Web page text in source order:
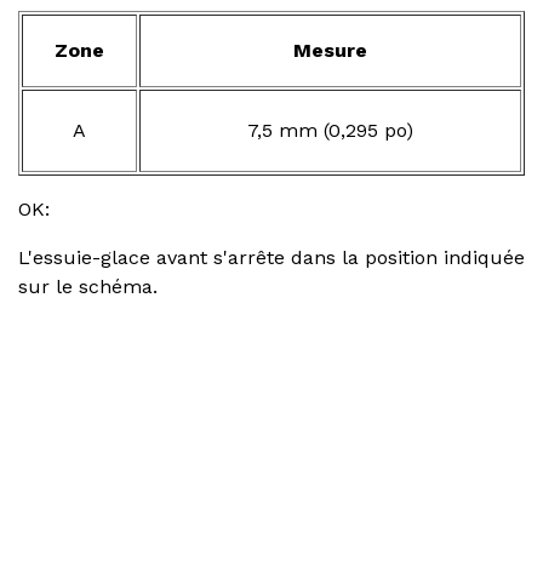
Zone Mesure
A 7,5 mm (0,295 po)
OK:
L'essuie-glace avant s'arrête dans la position indiquée
sur le schéma.